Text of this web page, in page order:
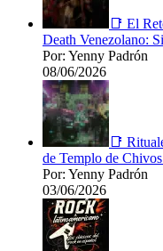
📑 El
Death Venezolano:
Por: Yenny Padrón
08/06/2026
📑
de Templo de
Por: Yenny Padrón
03/06/2026